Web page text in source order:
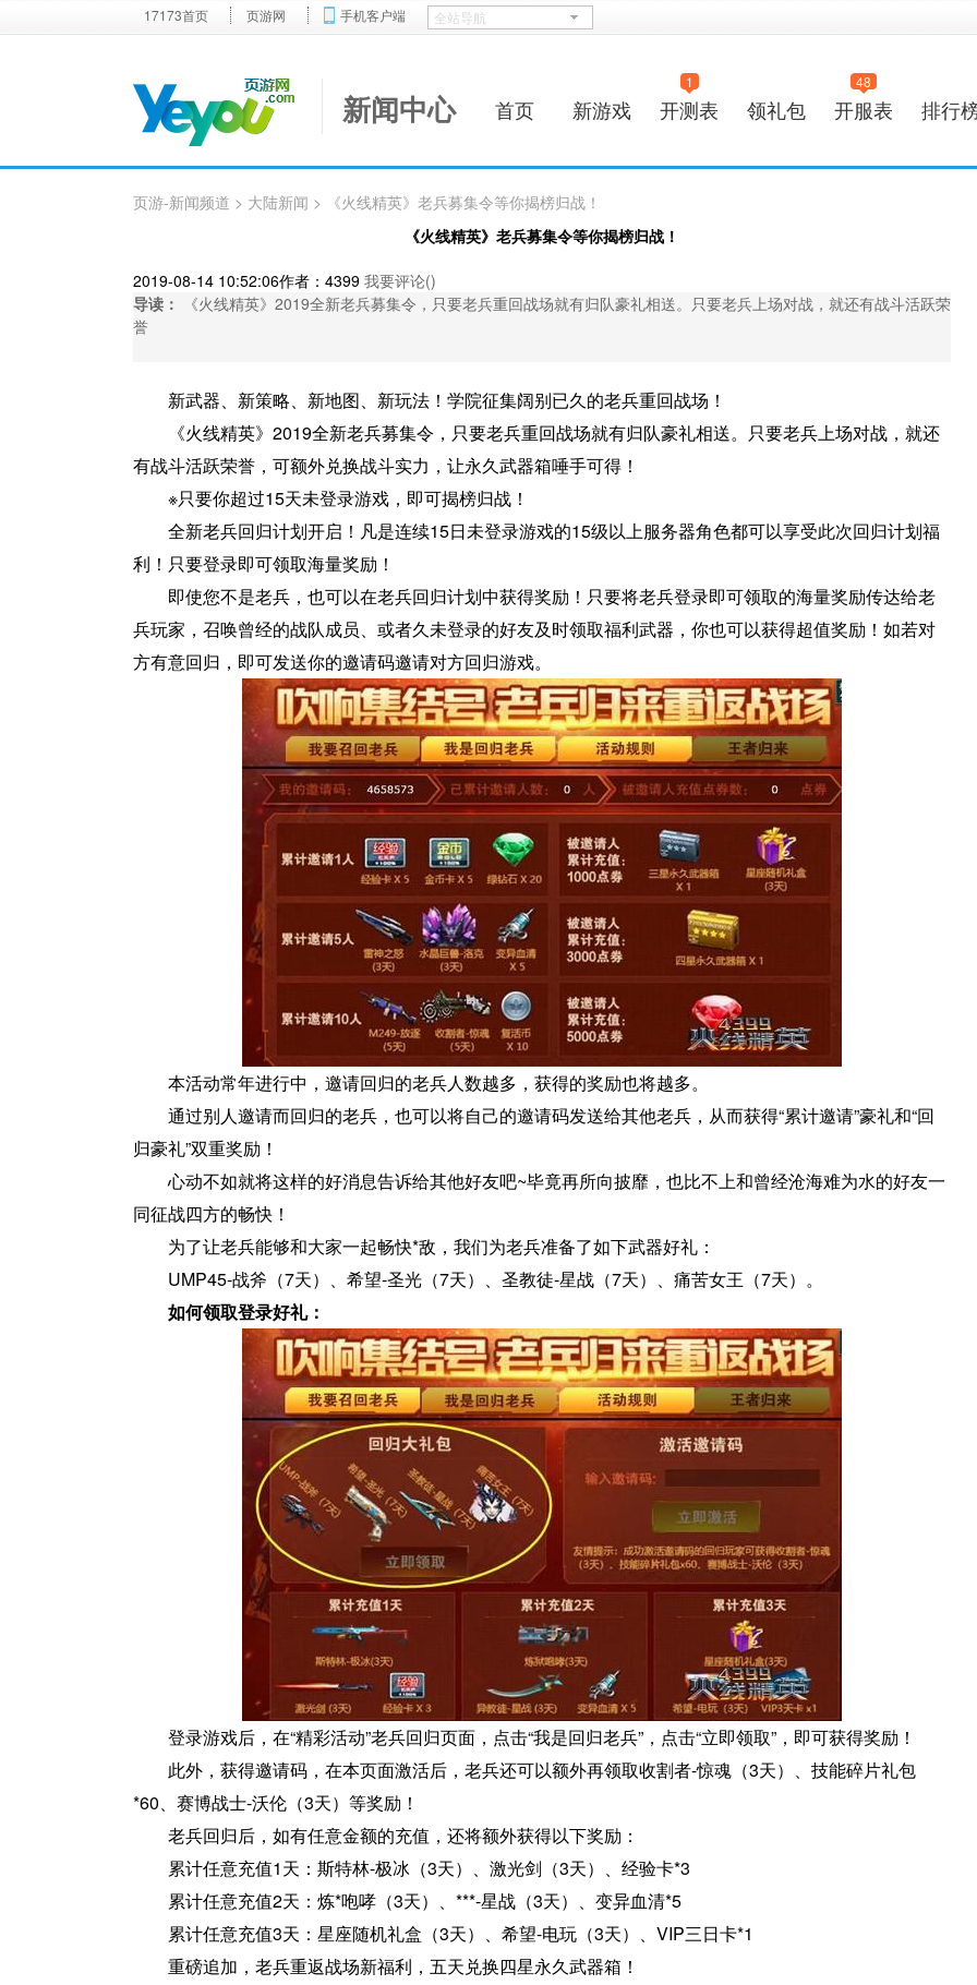
17173首页 页游网 手机客户端
新闻中心 首页 新游戏 开测表
1
领礼包 开服表
48
排行
页游-新闻频道 > 大陆新闻 > 《火线精英》老兵募集令等你揭榜归战！
《火线精英》老兵募集令等你揭榜归战！
2019-08-14 10:52:06作者：4399 我要评论()
导读：
《火线精英》2019全新老兵募集令，只要老兵重回战场就有归队豪礼相送。只要老兵上场对战，就还有战斗活跃荣
誉
新武器、新策略、新地图、新玩法！学院征集阔别已久的老兵重回战场！
《火线精英》2019全新老兵募集令，只要老兵重回战场就有归队豪礼相送。只要老兵上场对战，就还
有战斗活跃荣誉，可额外兑换战斗实力，让永久武器箱唾手可得！
※只要你超过15天未登录游戏，即可揭榜归战！
全新老兵回归计划开启！凡是连续15日未登录游戏的15级以上服务器角色都可以享受此次回归计划福
利！只要登录即可领取海量奖励！
即使您不是老兵，也可以在老兵回归计划中获得奖励！只要将老兵登录即可领取的海量奖励传达给老
兵玩家，召唤曾经的战队成员、或者久未登录的好友及时领取福利武器，你也可以获得超值奖励！如若对
方有意回归，即可发送你的邀请码邀请对方回归游戏。
本活动常年进行中，邀请回归的老兵人数越多，获得的奖励也将越多。
通过别人邀请而回归的老兵，也可以将自己的邀请码发送给其他老兵，从而获得“累计邀请”豪礼和“回
归豪礼”双重奖励！
心动不如就将这样的好消息告诉给其他好友吧~毕竟再所向披靡，也比不上和曾经沧海难为水的好友一
同征战四方的畅快！
为了让老兵能够和大家一起畅快*敌，我们为老兵准备了如下武器好礼：
UMP45-战斧（7天）、希望-圣光（7天）、圣教徒-星战（7天）、痛苦女王（7天）。
如何领取登录好礼：
登录游戏后，在“精彩活动”老兵回归页面，点击“我是回归老兵”，点击“立即领取”，即可获得奖励！
此外，获得邀请码，在本页面激活后，老兵还可以额外再领取收割者-惊魂（3天）、技能碎片礼包
*60、赛博战士-沃伦（3天）等奖励！
老兵回归后，如有任意金额的充值，还将额外获得以下奖励：
累计任意充值1天：斯特林-极冰（3天）、激光剑（3天）、经验卡*3
累计任意充值2天：炼*咆哮（3天）、***-星战（3天）、变异血清*5
累计任意充值3天：星座随机礼盒（3天）、希望-电玩（3天）、VIP三日卡*1
重磅追加，老兵重返战场新福利，五天兑换四星永久武器箱！